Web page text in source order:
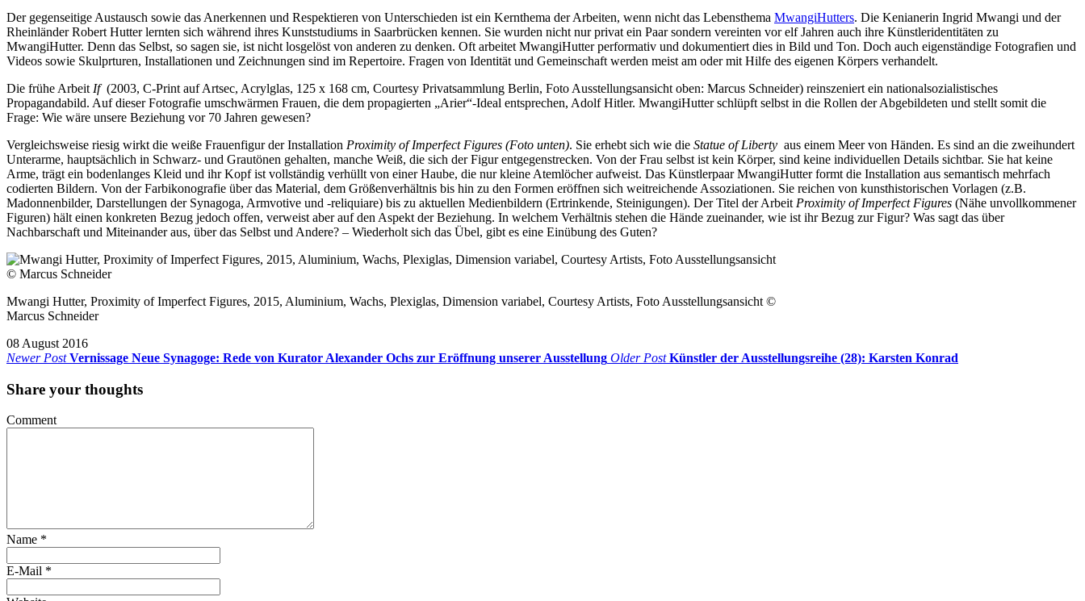
Der gegenseitige Austausch sowie das Anerkennen und Respektieren von Unterschieden ist ein Kernthema der Arbeiten, wenn nicht das Lebensthema MwangiHutters. Die Kenianerin Ingrid Mwangi und der
Rheinländer Robert Hutter lernten sich während ihres Kunststudiums in Saarbrücken kennen. Sie wurden nicht nur privat ein Paar sondern vereinten vor elf Jahren auch ihre Künstleridentitäten zu
MwangiHutter. Denn das Selbst, so sagen sie, ist nicht losgelöst von anderen zu denken. Oft arbeitet MwangiHutter performativ und dokumentiert dies in Bild und Ton. Doch auch eigenständige Fotografien und
Videos sowie Skulprturen, Installationen und Zeichnungen sind im Repertoire. Fragen von Identität und Gemeinschaft werden meist am oder mit Hilfe des eigenen Körpers verhandelt.
Die frühe Arbeit If (2003, C-Print auf Artsec, Acrylglas, 125 x 168 cm, Courtesy Privatsammlung Berlin, Foto Ausstellungsansicht oben: Marcus Schneider) reinszeniert ein nationalsozialistisches
Propagandabild. Auf dieser Fotografie umschwärmen Frauen, die dem propagierten „Arier“-Ideal entsprechen, Adolf Hitler. MwangiHutter schlüpft selbst in die Rollen der Abgebildeten und stellt somit die
Frage: Wie wäre unsere Beziehung vor 70 Jahren gewesen?
Vergleichsweise riesig wirkt die weiße Frauenfigur der Installation Proximity of Imperfect Figures (Foto unten). Sie erhebt sich wie die Statue of Liberty aus einem Meer von Händen. Es sind an die zweihundert
Unterarme, hauptsächlich in Schwarz- und Grautönen gehalten, manche Weiß, die sich der Figur entgegenstrecken. Von der Frau selbst ist kein Körper, sind keine individuellen Details sichtbar. Sie hat keine
Arme, trägt ein bodenlanges Kleid und ihr Kopf ist vollständig verhüllt von einer Haube, die nur kleine Atemlöcher aufweist. Das Künstlerpaar MwangiHutter formt die Installation aus semantisch mehrfach
codierten Bildern. Von der Farbikonografie über das Material, dem Größenverhältnis bis hin zu den Formen eröffnen sich weitreichende Assoziationen. Sie reichen von kunsthistorischen Vorlagen (z.B.
Madonnenbilder, Darstellungen der Synagoga, Armvotive und -reliquiare) bis zu aktuellen Medienbildern (Ertrinkende, Steinigungen). Der Titel der Arbeit Proximity of Imperfect Figures (Nähe unvollkommener
Figuren) hält einen konkreten Bezug jedoch offen, verweist aber auf den Aspekt der Beziehung. In welchem Verhältnis stehen die Hände zueinander, wie ist ihr Bezug zur Figur? Was sagt das über
Nachbarschaft und Miteinander aus, über das Selbst und Andere? – Wiederholt sich das Übel, gibt es eine Einübung des Guten?
Mwangi Hutter, Proximity of Imperfect Figures, 2015, Aluminium, Wachs, Plexiglas, Dimension variabel, Courtesy Artists, Foto Ausstellungsansicht ©
Marcus Schneider
08 August 2016
Newer Post Vernissage Neue Synagoge: Rede von Kurator Alexander Ochs zur Eröffnung unserer Ausstellung Older Post Künstler der Ausstellungsreihe (28): Karsten Konrad
Share your thoughts
Comment
Name *
E-Mail *